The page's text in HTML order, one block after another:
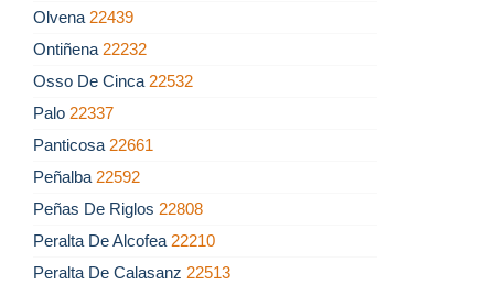
Olvena 22439
Ontiñena 22232
Osso De Cinca 22532
Palo 22337
Panticosa 22661
Peñalba 22592
Peñas De Riglos 22808
Peralta De Alcofea 22210
Peralta De Calasanz 22513